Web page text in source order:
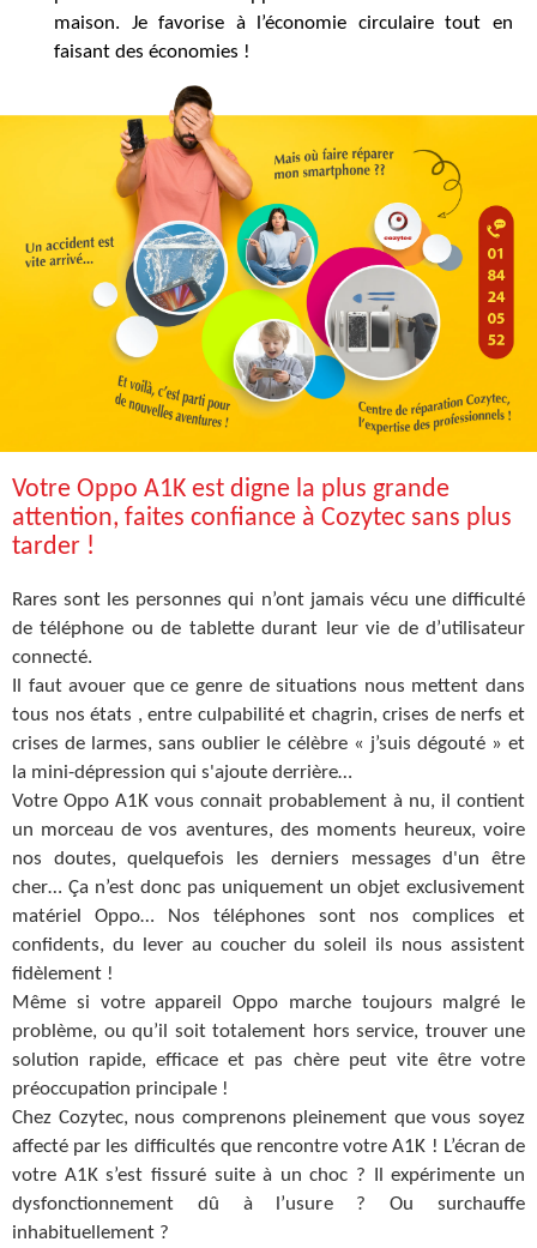
maison. Je favorise à l’économie circulaire tout en
faisant des économies !
Votre Oppo A1K est digne la plus grande
attention, faites confiance à Cozytec sans plus
tarder !
Rares sont les personnes qui n’ont jamais vécu une difficulté
de téléphone ou de tablette durant leur vie de d’utilisateur
connecté.
Il faut avouer que ce genre de situations nous mettent dans
tous nos états , entre culpabilité et chagrin, crises de nerfs et
crises de larmes, sans oublier le célèbre « j’suis dégouté » et
la mini-dépression qui s'ajoute derrière…
Votre Oppo A1K vous connait probablement à nu, il contient
un morceau de vos aventures, des moments heureux, voire
nos doutes, quelquefois les derniers messages d'un être
cher… Ça n’est donc pas uniquement un objet exclusivement
matériel Oppo… Nos téléphones sont nos complices et
confidents, du lever au coucher du soleil ils nous assistent
fidèlement !
Même si votre appareil Oppo marche toujours malgré le
problème, ou qu’il soit totalement hors service, trouver une
solution rapide, efficace et pas chère peut vite être votre
préoccupation principale !
Chez Cozytec, nous comprenons pleinement que vous soyez
affecté par les difficultés que rencontre votre A1K ! L’écran de
votre A1K s’est fissuré suite à un choc ? Il expérimente un
dysfonctionnement dû à l’usure ? Ou surchauffe
inhabituellement ?